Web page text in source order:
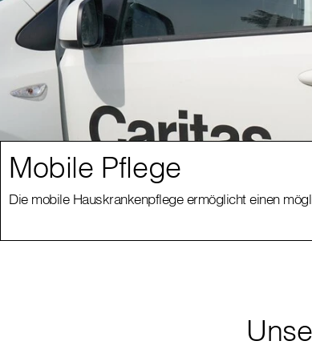
Mobile Pflege
Die mobile Hauskrankenpflege ermöglicht einen